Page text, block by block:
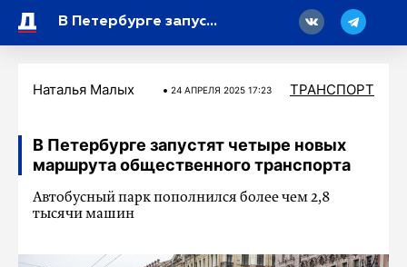
В Петербурге запустят четыре новых маршрута общественного транспорта
Наталья Малых 24 АПРЕЛЯ 2025 17:23 ТРАНСПОРТ
В Петербурге запустят четыре новых
маршрута общественного транспорта
Автобусный парк пополнился более чем 2,8
тысячи машин